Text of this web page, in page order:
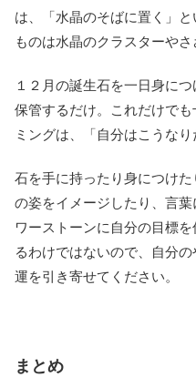
は、「水晶のそばに置く」
ものは水晶のクラスターやさ
１２月の誕生石を一日身に
保管するだけ。これだけで
ミングは、「自分はこうなり
石を手に持ったり身につけ
の姿をイメージしたり、言
ワーストーンに自分の目標
るわけではないので、自分
運を引き寄せてください。
まとめ